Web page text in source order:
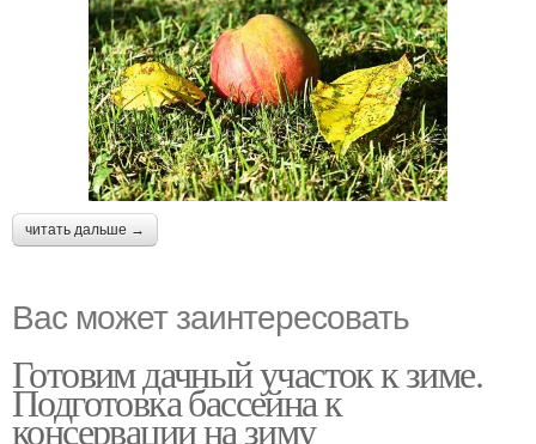
читать дальше →
Вас может заинтересовать
Готовим дачный участок к зиме.
Подготовка бассейна к
консервации на зиму